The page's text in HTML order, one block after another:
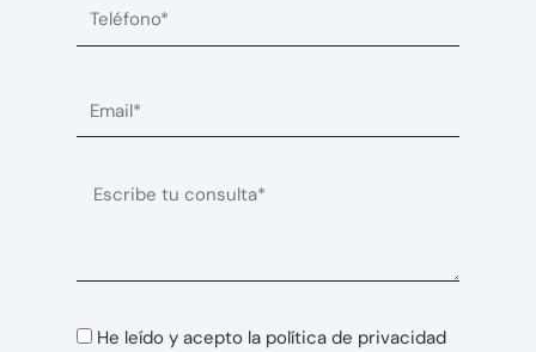
l
m
a
a
e
P He leído y acepto la política de privacidad